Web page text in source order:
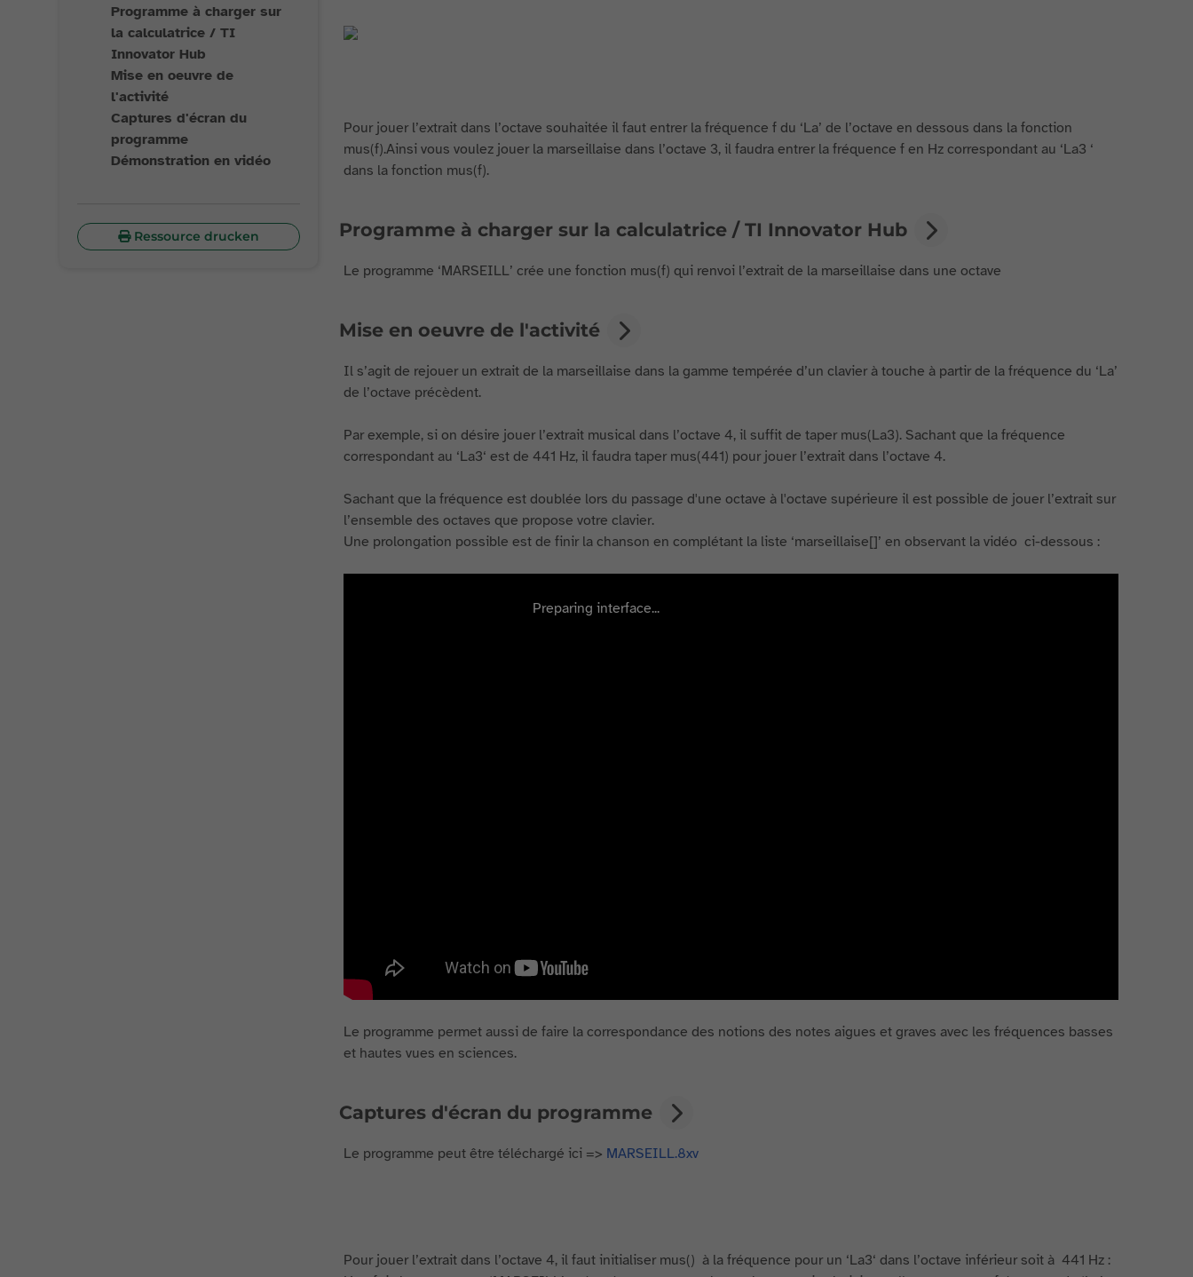
Programme à charger sur
la calculatrice / TI
Innovator Hub
Mise en oeuvre de
l'activité
Captures d'écran du
programme
Démonstration en vidéo
Ressource drucken
Pour jouer l’extrait dans l’octave souhaitée il faut entrer la fréquence f du ‘La’ de l’octave en dessous dans la fonction
mus(f).Ainsi vous voulez jouer la marseillaise dans l’octave 3, il faudra entrer la fréquence f en Hz correspondant au ‘La3 ‘
dans la fonction mus(f).
Programme à charger sur la calculatrice / TI Innovator Hub
Le programme ‘MARSEILL’ crée une fonction mus(f) qui renvoi l’extrait de la marseillaise dans une octave
Mise en oeuvre de l'activité
Il s’agit de rejouer un extrait de la marseillaise dans la gamme tempérée d’un clavier à touche à partir de la fréquence du ‘La’
de l’octave précèdent.
Par exemple, si on désire jouer l’extrait musical dans l’octave 4, il suffit de taper mus(La3). Sachant que la fréquence
correspondant au ‘La3‘ est de 441 Hz, il faudra taper mus(441) pour jouer l’extrait dans l’octave 4.
Sachant que la fréquence est doublée lors du passage d'une octave à l'octave supérieure il est possible de jouer l’extrait sur
l’ensemble des octaves que propose votre clavier.
Une prolongation possible est de finir la chanson en complétant la liste ‘marseillaise[]’ en observant la vidéo ci-dessous :
Le programme permet aussi de faire la correspondance des notions des notes aigues et graves avec les fréquences basses
et hautes vues en sciences.
Captures d'écran du programme
Le programme peut être téléchargé ici => MARSEILL.8xv
Pour jouer l’extrait dans l’octave 4, il faut initialiser mus() à la fréquence pour un ‘La3‘ dans l’octave inférieur soit à 441 Hz :
Preparing interface...